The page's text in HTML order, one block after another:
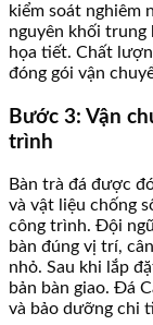
kiểm soát nghiêm
nguyên khối
họa tiết. Chất
đóng gói vận
Bước 3: Vận
trình
Bàn trà đá được
và vật liệu chống
công trình. Đội
bàn đúng vị trí,
nhỏ. Sau khi lắp
bản bàn giao. Đá
và bảo dưỡng chi